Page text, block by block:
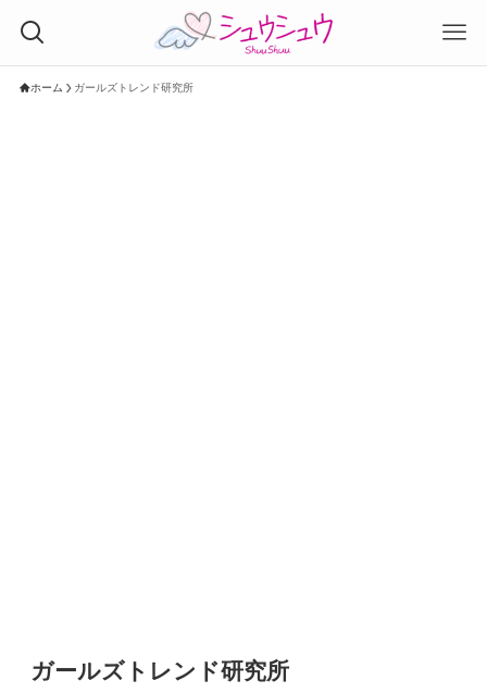
ホーム ガールズトレンド研究所
ガールズトレンド研究所